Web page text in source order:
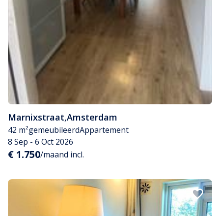
Marnixstraat,Amsterdam
42 m²gemeubileerdAppartement
8 Sep - 6 Oct 2026
€ 1.750/maand incl.